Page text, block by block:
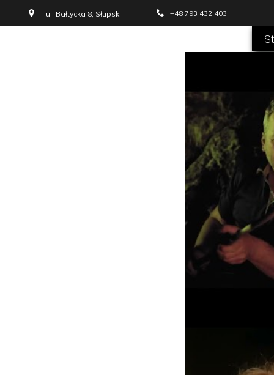
ul. Bałtycka 8, Słupsk +48 793 432 403